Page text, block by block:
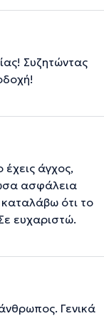
Συζητώντας
άγχος,
ασφάλεια
ότι το
ευχαριστώ.
Γενικά